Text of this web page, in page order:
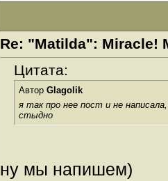
Re: "Matilda": Miracle!
Цитата:
Автор Glagolik
я так про нее пост и не
стыдно
ну мы напишем)